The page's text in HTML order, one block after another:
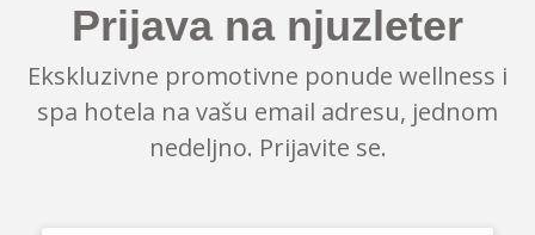
Prijava na njuzleter
Ekskluzivne promotivne ponude wellness i
spa hotela na vašu email adresu, jednom
nedeljno. Prijavite se.